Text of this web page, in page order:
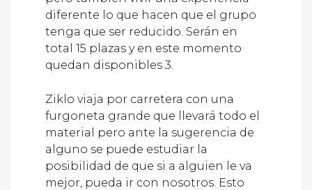
diferente lo que hacen que el grupo
tenga que ser reducido. Serán en
total 15 plazas y en este momento
quedan disponibles 3.
Ziklo viaja por carretera con una
furgoneta grande que llevará todo el
material pero ante la sugerencia de
alguno se puede estudiar la
posibilidad de que si a alguien le va
mejor, pueda ir con nosotros. Esto